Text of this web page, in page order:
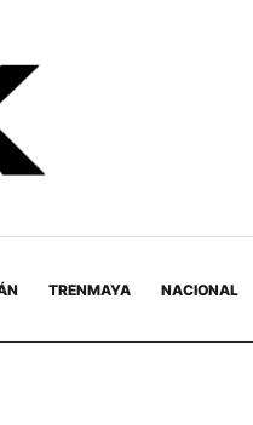
TRENMAYA NACIONAL